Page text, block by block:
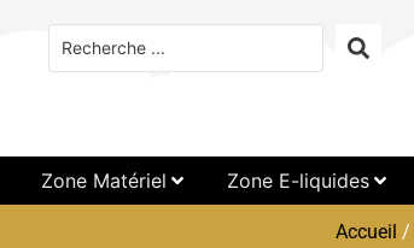
Zone Matériel Zone E-liquides
Accueil /